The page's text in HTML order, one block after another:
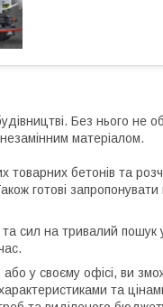
Без нього не
матеріалом.
бетонів та
готові
сил на тривалий пошук
у своєму офісі, ви
та